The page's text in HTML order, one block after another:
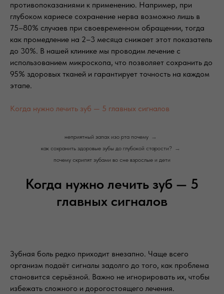
противопоказаниями к применению. Например, при
глубоком кариесе сохранение нерва возможно лишь в
75–80% случаев при своевременном обращении, тогда
как промедление на 2–3 месяца снижает этот показатель
до 30%. В нашей клинике мы проводим лечение с
использованием микроскопа, что позволяет сохранить до
95% здоровых тканей и гарантирует точность на каждом
этапе.
Когда нужно лечить зуб — 5 главных сигналов
неприятный запах изо рта почему →
как сохранить здоровые зубы до глубокой старости? →
почему скрипят зубами во сне взрослые и дети
Когда нужно лечить зуб — 5
главных сигналов
Зубная боль редко приходит внезапно. Чаще всего
организм подаёт сигналы задолго до того, как проблема
становится серьёзной. Важно не игнорировать их, чтобы
избежать сложного и дорогостоящего лечения.